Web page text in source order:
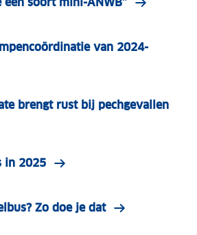
van 2024-
brengt rust bij pechgevallen
in 2025
Zo doe je dat